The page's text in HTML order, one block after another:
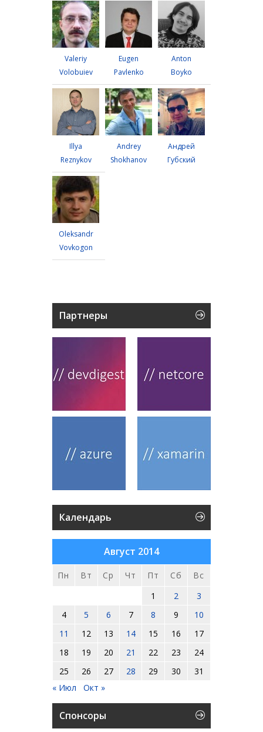
Valeriy
Volobuiev
Eugen
Pavlenko
Anton
Boyko
Illya
Reznykov
Andrey
Shokhanov
Андрей
Губский
Oleksandr
Vovkogon
Партнеры
Календарь
Август 2014
Пн Вт Ср Чт Пт Сб
Вс
1
2
3
4
5 6 7 8 9
10
11
12 13 14 15 16
17
18
19 20 21 22 23
24
25
26 27 28 29 30
31
« Июл
Окт »
Спонсоры